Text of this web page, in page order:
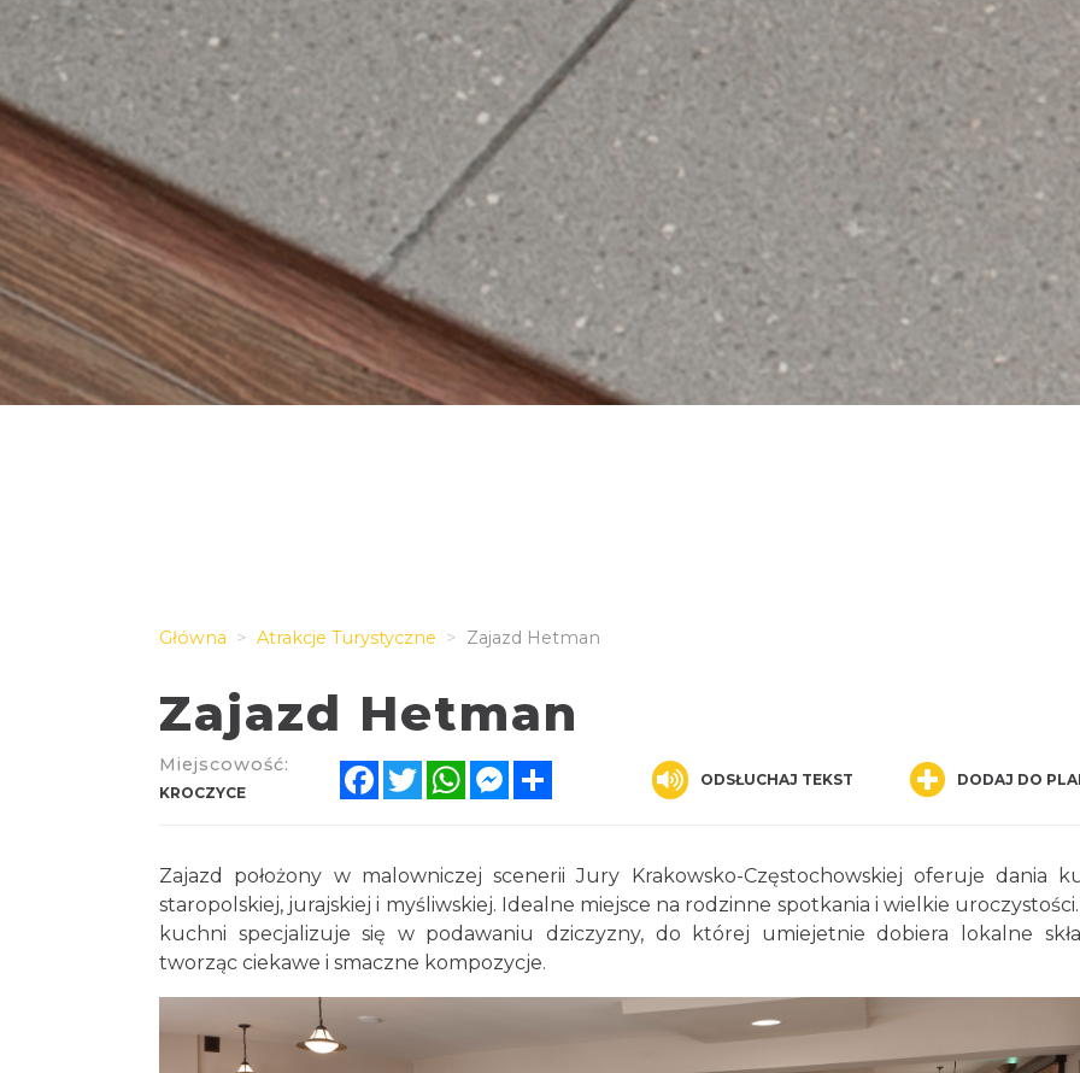
Główna Atrakcje Turystyczne Zajazd Hetman
Zajazd Hetman
Miejscowość:
KROCZYCE
FacebookTwitterWhatsAppMessenger ODSŁUCHAJ TEKST DODAJ DO
Zajazd położony w malowniczej scenerii Jury Krakowsko-Częstochowskiej oferuje dania
staropolskiej, jurajskiej i myśliwskiej. Idealne miejsce na rodzinne spotkania i wielkie
kuchni specjalizuje się w podawaniu dziczyzny, do której umiejetnie dobiera lokalne
tworząc ciekawe i smaczne kompozycje.